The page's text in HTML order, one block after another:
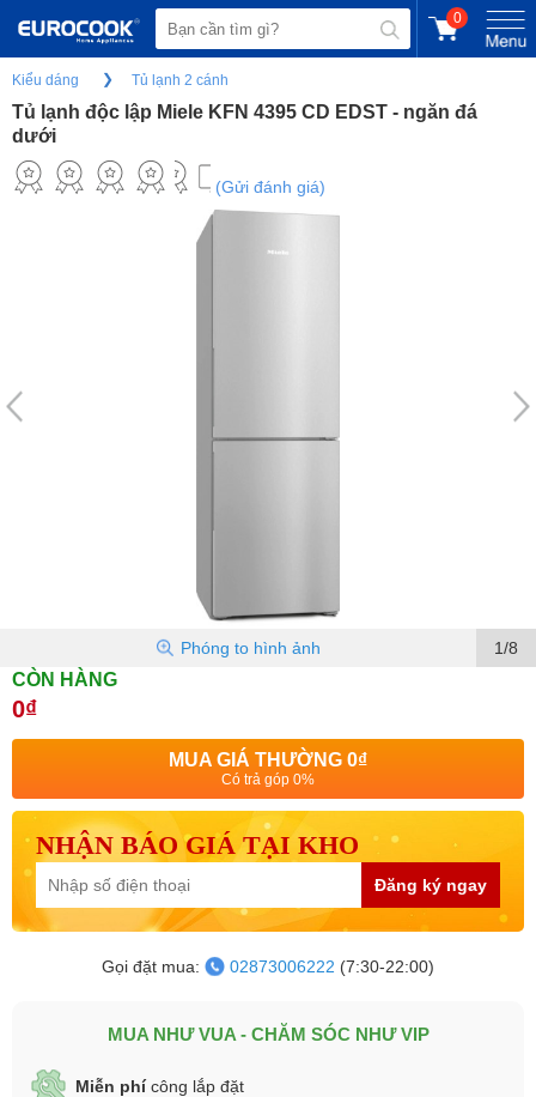
0
Kiểu dáng Tủ lạnh 2 cánh
Tủ lạnh độc lập Miele KFN 4395 CD EDST - ngăn đá
dưới
(Gửi đánh giá)
1/8
Phóng to hình ảnh
CÒN HÀNG
0₫
MUA GIÁ THƯỜNG 0₫
Có trả góp 0%
NHẬN BÁO GIÁ TẠI KHO
Đăng ký ngay
Gọi đặt mua: 02873006222 (7:30-22:00)
MUA NHƯ VUA - CHĂM SÓC NHƯ VIP
Miễn phícông lắp đặt